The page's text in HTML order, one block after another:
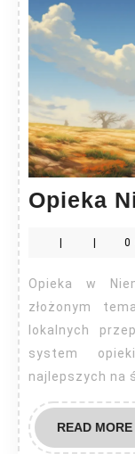
Opieka
0
Opieka w Niemczech dla obcokrajowców jest
złożonym
lokalnych
system
najlepszych na
READ MORE